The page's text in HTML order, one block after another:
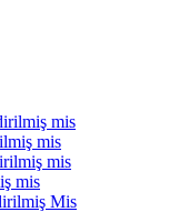
mis
mis
mis
mis
Mis